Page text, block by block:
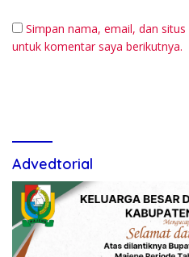
Simpan nama, email, dan
untuk komentar saya berikutnya.
Advedtorial